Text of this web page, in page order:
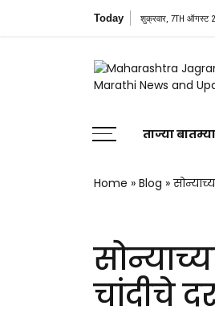
Today शुक्रवार, 7TH ऑगस्ट
Companion for
ताज्या बातम्या
Home » Blog »
चांदीचे